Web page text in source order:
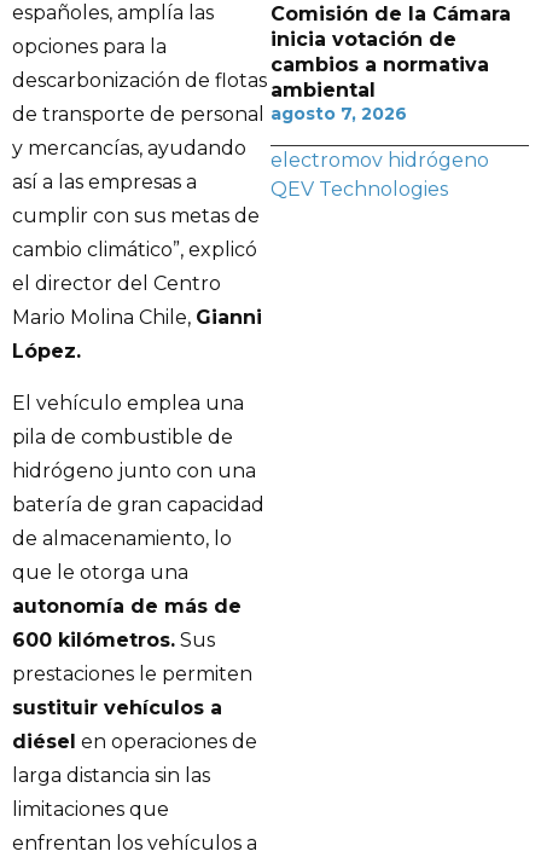
españoles, amplía las
opciones para la
descarbonización de flotas
de transporte de personal
y mercancías, ayudando
así a las empresas a
cumplir con sus metas de
cambio climático”, explicó
el director del Centro
Mario Molina Chile, Gianni
López.
El vehículo emplea una
pila de combustible de
hidrógeno junto con una
batería de gran capacidad
de almacenamiento, lo
que le otorga una
autonomía de más de
600 kilómetros. Sus
prestaciones le permiten
sustituir vehículos a
diésel en operaciones de
larga distancia sin las
limitaciones que
enfrentan los vehículos a
Comisión de la Cámara
inicia votación de
cambios a normativa
ambiental
agosto 7, 2026
electromov hidrógeno
QEV Technologies